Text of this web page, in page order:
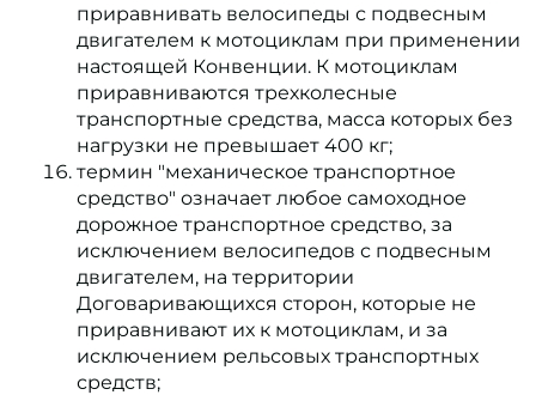
приравнивать велосипеды с подвесным
двигателем к мотоциклам при применении
настоящей Конвенции. К мотоциклам
приравниваются трехколесные
транспортные средства, масса которых без
нагрузки не превышает 400 кг;
термин "механическое транспортное
средство" означает любое самоходное
дорожное транспортное средство, за
исключением велосипедов с подвесным
двигателем, на территории
Договаривающихся сторон, которые не
приравнивают их к мотоциклам, и за
исключением рельсовых транспортных
средств;